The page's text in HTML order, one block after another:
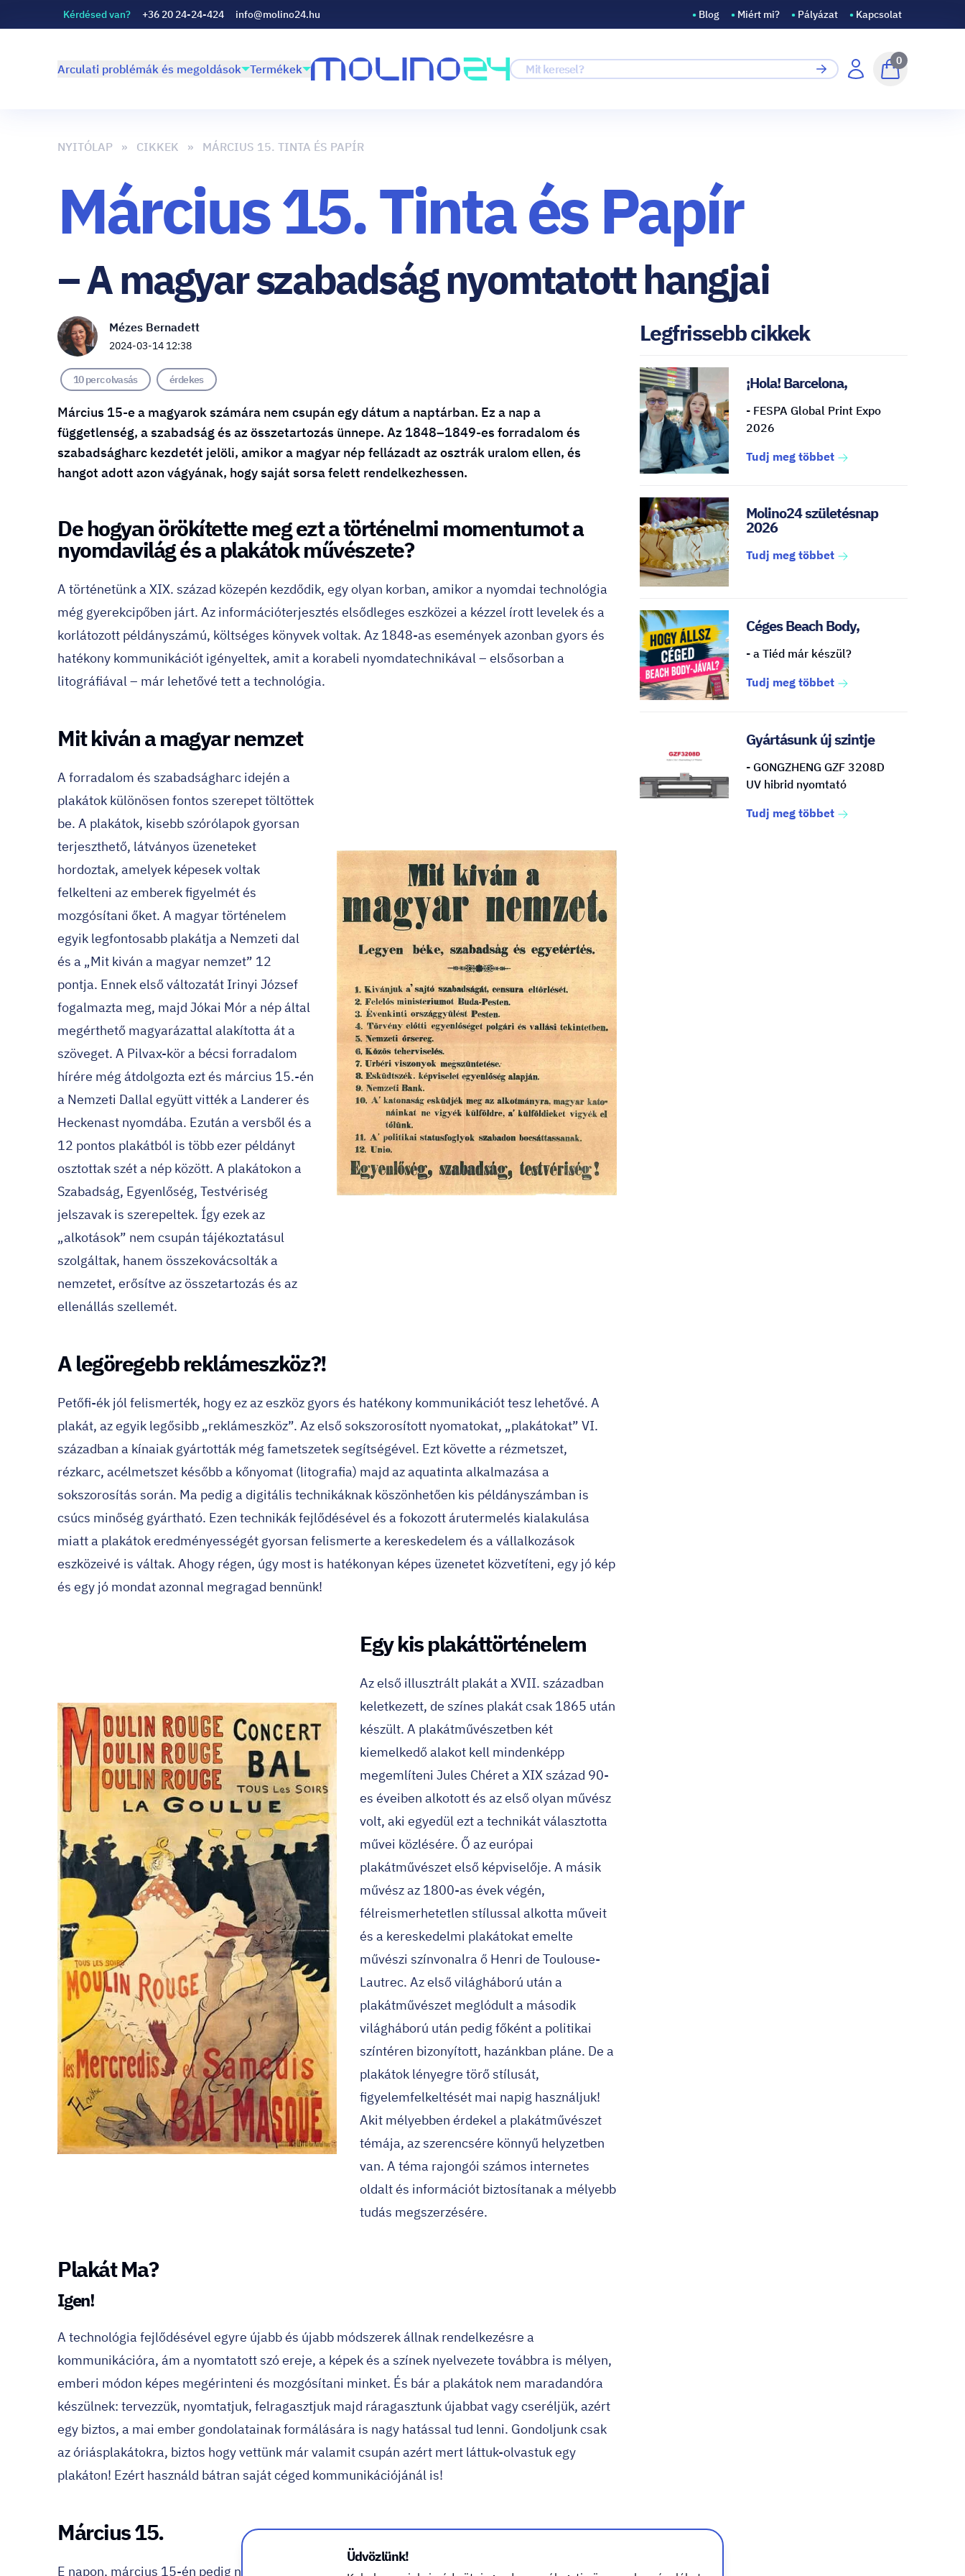
Kérdésed van? +36 20 24-24-424 info@molino24.hu • Blog • Miért mi? • Pályázat • Kapcsolat
Arculati problémák és megoldások Termékek
0
NYITÓLAP CIKKEK MÁRCIUS 15. TINTA ÉS PAPÍR
Március 15. Tinta és Papír
– A magyar szabadság nyomtatott hangjai
Mézes Bernadett
2024-03-14 12:38
10 perc olvasás érdekes
Március 15-e a magyarok számára nem csupán egy dátum a naptárban. Ez a nap a
függetlenség, a szabadság és az összetartozás ünnepe. Az 1848–1849-es forradalom és
szabadságharc kezdetét jelöli, amikor a magyar nép fellázadt az osztrák uralom ellen, és
hangot adott azon vágyának, hogy saját sorsa felett rendelkezhessen.
De hogyan örökítette meg ezt a történelmi momentumot a
nyomdavilág és a plakátok művészete?
A történetünk a XIX. század közepén kezdődik, egy olyan korban, amikor a nyomdai technológia
még gyerekcipőben járt. Az információterjesztés elsődleges eszközei a kézzel írott levelek és a
korlátozott példányszámú, költséges könyvek voltak. Az 1848-as események azonban gyors és
hatékony kommunikációt igényeltek, amit a korabeli nyomdatechnikával – elsősorban a
litográfiával – már lehetővé tett a technológia.
Mit kiván a magyar nemzet
A forradalom és szabadságharc idején a
plakátok különösen fontos szerepet töltöttek
be. A plakátok, kisebb szórólapok gyorsan
terjeszthető, látványos üzeneteket
hordoztak, amelyek képesek voltak
felkelteni az emberek figyelmét és
mozgósítani őket. A magyar történelem
egyik legfontosabb plakátja a Nemzeti dal
és a „Mit kiván a magyar nemzet” 12
pontja. Ennek első változatát Irinyi József
fogalmazta meg, majd Jókai Mór a nép által
megérthető magyarázattal alakította át a
szöveget. A Pilvax-kör a bécsi forradalom
hírére még átdolgozta ezt és március 15.-én
a Nemzeti Dallal együtt vitték a Landerer és
Heckenast nyomdába. Ezután a versből és a
12 pontos plakátból is több ezer példányt
osztottak szét a nép között. A plakátokon a
Szabadság, Egyenlőség, Testvériség
jelszavak is szerepeltek. Így ezek az
„alkotások” nem csupán tájékoztatásul
szolgáltak, hanem összekovácsolták a
nemzetet, erősítve az összetartozás és az
ellenállás szellemét.
A legöregebb reklámeszköz?!
Petőfi-ék jól felismerték, hogy ez az eszköz gyors és hatékony kommunikációt tesz lehetővé. A
plakát, az egyik legősibb „reklámeszköz”. Az első sokszorosított nyomatokat, „plakátokat” VI.
században a kínaiak gyártották még fametszetek segítségével. Ezt követte a rézmetszet,
rézkarc, acélmetszet később a kőnyomat (litografia) majd az aquatinta alkalmazása a
sokszorosítás során. Ma pedig a digitális technikáknak köszönhetően kis példányszámban is
csúcs minőség gyártható. Ezen technikák fejlődésével és a fokozott árutermelés kialakulása
miatt a plakátok eredményességét gyorsan felismerte a kereskedelem és a vállalkozások
eszközeivé is váltak. Ahogy régen, úgy most is hatékonyan képes üzenetet közvetíteni, egy jó kép
és egy jó mondat azonnal megragad bennünk!
Egy kis plakáttörténelem
Az első illusztrált plakát a XVII. században
keletkezett, de színes plakát csak 1865 után
készült. A plakátművészetben két
kiemelkedő alakot kell mindenképp
megemlíteniJules Chéreta XIX század 90-
es éveiben alkotott és az első olyan művész
volt, aki egyedül ezt a technikát választotta
művei közlésére. Ő az európai
plakátművészet első képviselője. A másik
művész az 1800-as évek végén,
félreismerhetetlen stílussal alkotta műveit
és a kereskedelmi plakátokat emelte
művészi színvonalra ő Henri de Toulouse-
Lautrec. Az első világháború után a
plakátművészet meglódult a második
világháború után pedig főként a politikai
színtéren bizonyított, hazánkban pláne. De a
plakátok lényegre törő stílusát,
figyelemfelkeltését mai napig használjuk!
Akit mélyebben érdekel a plakátművészet
témája, az szerencsére könnyű helyzetben
van. A téma rajongói számos internetes
oldalt és információt biztosítanak a mélyebb
tudás megszerzésére.
Plakát Ma?
Igen!
A technológia fejlődésével egyre újabb és újabb módszerek állnak rendelkezésre a
kommunikációra, ám a nyomtatott szó ereje, a képek és a színek nyelvezete továbbra is mélyen,
emberi módon képes megérinteni és mozgósítani minket. És bár a plakátok nem maradandóra
készülnek: tervezzük, nyomtatjuk, felragasztjuk majd ráragasztunk újabbat vagy cseréljük, azért
egy biztos, a mai ember gondolatainak formálására is nagy hatással tud lenni. Gondoljunk csak
azóriásplakátokra, biztos hogy vettünk már valamit csupán azért mert láttuk-olvastuk egy
plakáton! Ezért használd bátran saját céged kommunikációjánál is!
Március 15.
E napon, március 15-én pedig ne feledkezzünk meg, arról a különleges szerepről sem, amelyet a
Legfrissebb cikkek
¡Hola! Barcelona,
- FESPA Global Print Expo
2026
Tudj meg többet
Molino24 születésnap
2026
Tudj meg többet
Céges Beach Body,
- a Tiéd már készül?
Tudj meg többet
Gyártásunk új szintje
- GONGZHENG GZF 3208D
UV hibrid nyomtató
Tudj meg többet
Üdvözlünk!